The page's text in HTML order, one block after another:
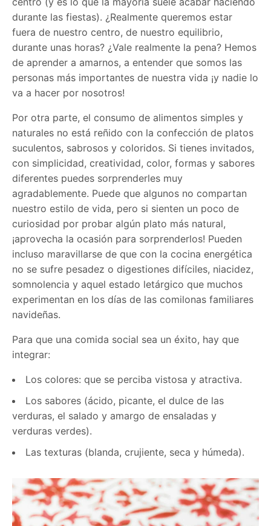
durante las fiestas). ¿Realmente queremos estar
fuera de nuestro centro, de nuestro equilibrio,
durante unas horas? ¿Vale realmente la pena? Hemos
de aprender a amarnos, a entender que somos las
personas más importantes de nuestra vida ¡y nadie lo
va a hacer por nosotros!
Por otra parte, el consumo de alimentos simples y
naturales no está reñido con la confección de platos
suculentos, sabrosos y coloridos. Si tienes invitados,
con simplicidad, creatividad, color, formas y sabores
diferentes puedes sorprenderles muy
agradablemente. Puede que algunos no compartan
nuestro estilo de vida, pero si sienten un poco de
curiosidad por probar algún plato más natural,
¡aprovecha la ocasión para sorprenderlos! Pueden
incluso maravillarse de que con la cocina energética
no se sufre pesadez o digestiones difíciles, niacidez,
somnolencia y aquel estado letárgico que muchos
experimentan en los días de las comilonas familiares
navideñas.
Para que una comida social sea un éxito, hay que
integrar:
Los colores: que se perciba vistosa y atractiva.
Los sabores (ácido, picante, el dulce de las
verduras, el salado y amargo de ensaladas y
verduras verdes).
Las texturas (blanda, crujiente, seca y húmeda).